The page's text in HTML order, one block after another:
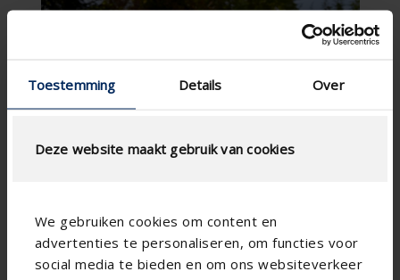
Toestemming Details Over
Deze website maakt gebruik van cookies
We gebruiken cookies om content en
advertenties te personaliseren, om functies voor
social media te bieden en om ons websiteverkeer